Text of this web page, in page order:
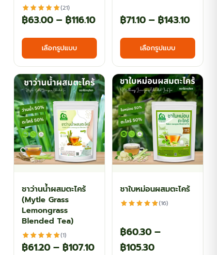
(21)
฿63.00 – ฿116.10Price
range:
through
฿116.10
เลือกรูปแบบ
This
has
multiple
variants.
The
options
may
be
chosen
on
product
฿71.10 – ฿143.10Price
range:
฿
เลือกรูปแบบ
This
has
The
may
be
on
ชาว่านน้ำผสมตะไคร้
(Mytle Grass
Lemongrass
Blended Tea)
(1)
฿61.20 – ฿107.10Price
ชาใบหม่อนผสมตะไคร้
(16)
฿60.30 –
฿105.30Price